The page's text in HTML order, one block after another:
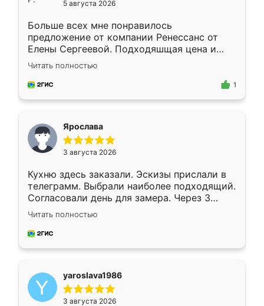
5 августа 2026
Больше всех мне понравилось
предложение от компании Ренессанс от
Елены Сергеевой. Подходяшщая цена и
короткие сроки изготовления. Приехавший
для замера сотрудник Владислав
предложил по моему эскизу самый
Читать полностью
1
Ярослава
3 августа 2026
Кухню здесь заказали. Эскизы прислали в
телеграмм. Выбрали наиболее подходящий.
Согласовали день для замера. Через 3
недели кухня была уже готова. Остались
довольны работой. Спасибо Ренессанс
мебель за качественную работу!
Читать полностью
yaroslava1986
3 августа 2026